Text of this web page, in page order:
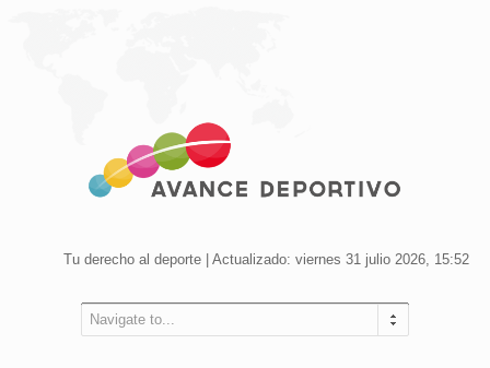
Tu derecho al deporte | Actualizado: viernes 31 julio 2026, 15:52
Navigate to...